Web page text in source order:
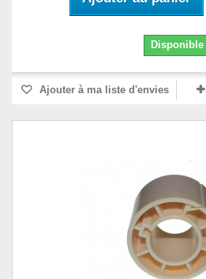
Disponible
Ajouter à ma liste d'envies